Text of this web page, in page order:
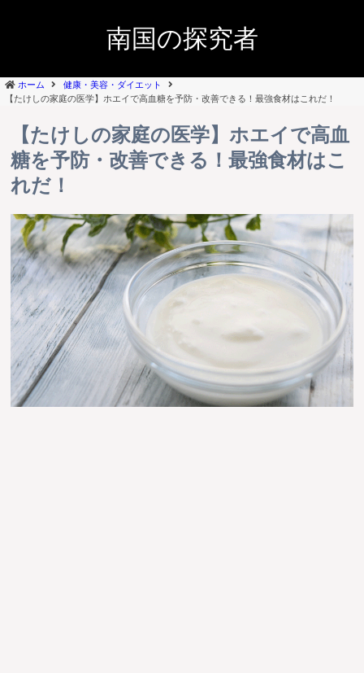
南国の探究者
ホーム
健康・美容・ダイエット
【たけしの家庭の医学】ホエイで高血糖を予防・改善できる！最強食材はこれだ！
【たけしの家庭の医学】ホエイで高血
糖を予防・改善できる！最強食材はこ
れだ！